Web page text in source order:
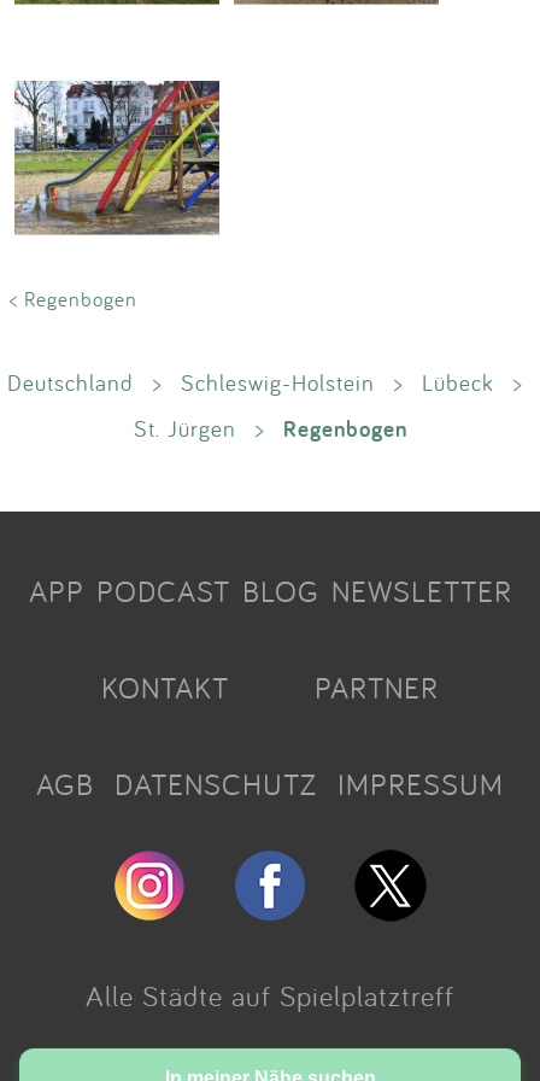
< Regenbogen
Deutschland > Schleswig-Holstein > Lübeck
>
St. Jürgen
> Regenbogen
APP PODCAST BLOG NEWSLETTER
KONTAKT PARTNER
AGB DATENSCHUTZ IMPRESSUM
Alle Städte auf Spielplatztreff